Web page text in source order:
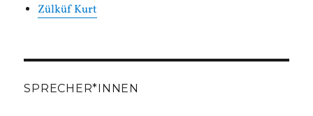
Zülküf Kurt
SPRECHER*INNEN